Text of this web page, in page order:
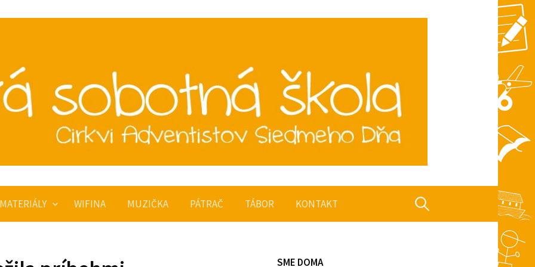
MATERIÁLY WIFINA MUZIČKA PÁTRAČ TÁBOR KONTAKT Hľadať:
SME DOMA